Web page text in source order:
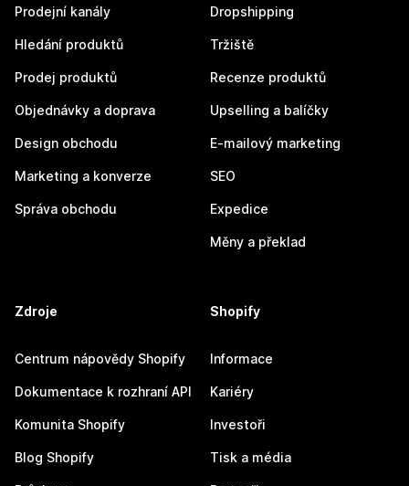
Prodejní kanály
Hledání produktů
Prodej produktů
Objednávky a doprava
Design obchodu
Marketing a konverze
Správa obchodu
Dropshipping
Tržiště
Recenze produktů
Upselling a balíčky
E-mailový marketing
SEO
Expedice
Měny a překlad
Zdroje
Centrum nápovědy Shopify
Dokumentace k rozhraní API
Komunita Shopify
Blog Shopify
Shopify
Informace
Kariéry
Investoři
Tisk a média